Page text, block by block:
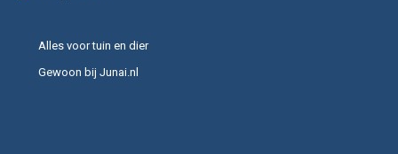
Alles voor tuin en dier
Gewoon bij Junai.nl